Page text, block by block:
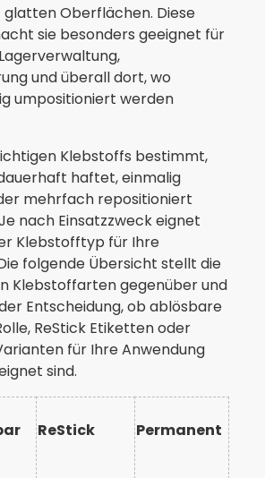
Oberflächen. Diese
sie besonders geeignet für
und überall dort, wo
umpositioniert werden
Klebstoffs bestimmt,
haftet, einmalig
mehrfach repositioniert
nach Einsatzzweck eignet
Klebstofftyp für Ihre
folgende Übersicht stellt die
Klebstoffarten gegenüber und
Entscheidung, ob ablösbare
ReStick Etiketten oder
für Ihre Anwendung
sind.
ReStick Permanent